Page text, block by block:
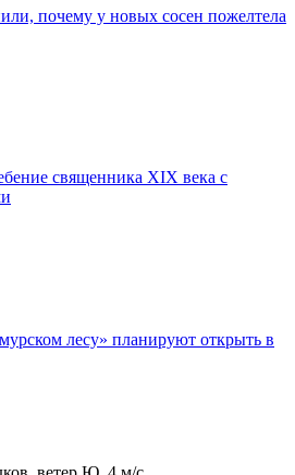
почему у новых сосен пожелтела
священника XIX века с
лесу» планируют открыть в